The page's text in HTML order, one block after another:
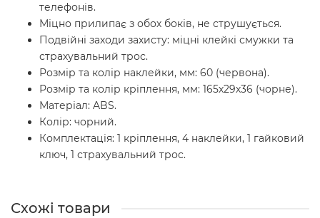
телефонів.
Міцно прилипає з обох боків, не струшується.
Подвійні заходи захисту: міцні клейкі смужки та
страхувальний трос.
Розмір та колір наклейки, мм: 60 (червона).
Розмір та колір кріплення, мм: 165х29х36 (чорне).
Матеріал: ABS.
Колір: чорний.
Комплектація: 1 кріплення, 4 наклейки, 1 гайковий
ключ, 1 страхувальний трос.
Схожі товари